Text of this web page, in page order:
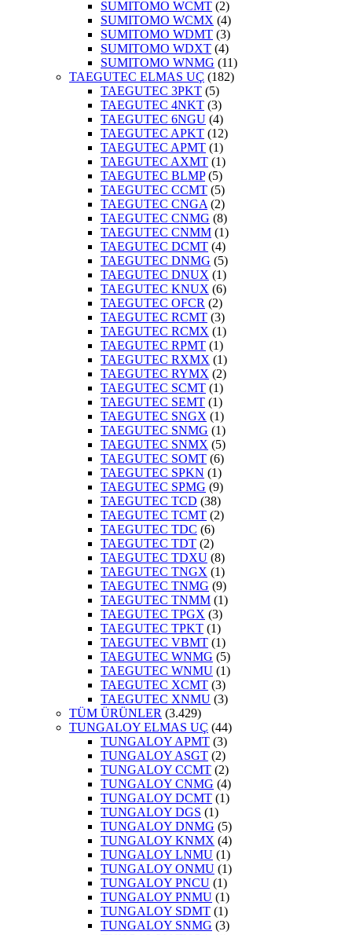
SUMITOMO WCMT (2)
SUMITOMO WCMX (4)
SUMITOMO WDMT (3)
SUMITOMO WDXT (4)
SUMITOMO WNMG (11)
TAEGUTEC ELMAS UÇ (182)
TAEGUTEC 3PKT (5)
TAEGUTEC 4NKT (3)
TAEGUTEC 6NGU (4)
TAEGUTEC APKT (12)
TAEGUTEC APMT (1)
TAEGUTEC AXMT (1)
TAEGUTEC BLMP(5)
TAEGUTEC CCMT (5)
TAEGUTEC CNGA (2)
TAEGUTEC CNMG (8)
TAEGUTEC CNMM (1)
TAEGUTEC DCMT (4)
TAEGUTEC DNMG (5)
TAEGUTEC DNUX (1)
TAEGUTEC KNUX (6)
TAEGUTEC OFCR (2)
TAEGUTEC RCMT (3)
TAEGUTEC RCMX (1)
TAEGUTEC RPMT (1)
TAEGUTEC RXMX (1)
TAEGUTEC RYMX (2)
TAEGUTEC SCMT (1)
TAEGUTEC SEMT (1)
TAEGUTEC SNGX (1)
TAEGUTEC SNMG (1)
TAEGUTEC SNMX (5)
TAEGUTEC SOMT (6)
TAEGUTEC SPKN (1)
TAEGUTEC SPMG (9)
TAEGUTEC TCD (38)
TAEGUTEC TCMT (2)
TAEGUTEC TDC (6)
TAEGUTEC TDT (2)
TAEGUTEC TDXU (8)
TAEGUTEC TNGX (1)
TAEGUTEC TNMG (9)
TAEGUTEC TNMM (1)
TAEGUTEC TPGX (3)
TAEGUTEC TPKT (1)
TAEGUTEC VBMT (1)
TAEGUTEC WNMG (5)
TAEGUTEC WNMU (1)
TAEGUTEC XCMT (3)
TAEGUTEC XNMU (3)
TÜM ÜRÜNLER (3.429)
TUNGALOY ELMAS UÇ (44)
TUNGALOY APMT (3)
TUNGALOY ASGT (2)
TUNGALOY CCMT (2)
TUNGALOY CNMG (4)
TUNGALOY DCMT (1)
TUNGALOY DGS (1)
TUNGALOY DNMG (5)
TUNGALOY KNMX (4)
TUNGALOY LNMU (1)
TUNGALOY ONMU (1)
TUNGALOY PNCU (1)
TUNGALOY PNMU (1)
TUNGALOY SDMT (1)
TUNGALOY SNMG (3)